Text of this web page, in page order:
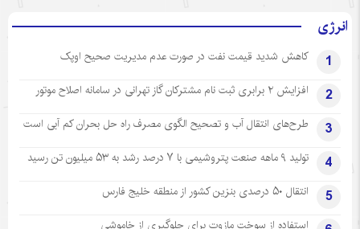
انرژی
1 کاهش شدید قیمت نفت در صورت عدم مدیریت صحیح اوپک
2 افزایش ۲ برابری ثبت نام مشترکان گاز تهرانی‌ در سامانه اصلاح موتور
3 طرح‌های انتقال آب و تصحیح الگوی مصرف راه حل بحران کم آبی است
4 تولید ۹ ماهه صنعت پتروشیمی با ۷ درصد رشد به ۵۳ میلیون تن رسید
5 انتقال ۵۰ درصدی بنزین کشور از منطقه خلیج فارس
استفاده از سوخت مازوت برای جلوگیری از خاموشی